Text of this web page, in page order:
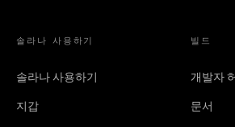
솔라나 사용하기
솔라나 사용하기
지갑
빌드
개발자
문서